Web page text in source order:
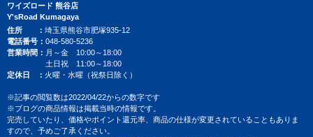
ワイズロード 熊谷店
Y'sRoad Kumagaya
住所
埼玉県熊谷市肥塚935-12
電話番号
048-580-5236
営業時間
月～金 10:00～18:00
土日祝 11:00～18:00
定休日
火曜・水曜（祝祭日除く）
※記事の閲覧数は2022/04/22からの数字です
※ブログの商品情報は掲載当時の情報です。
完売していたり、価格やポイント還元率、商品の仕様が変更されていることもありま
すので、予めご了承ください。